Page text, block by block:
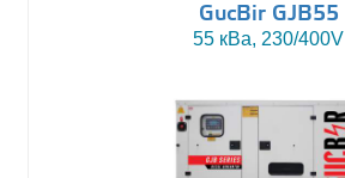
GucBir GJB55
55 кВа, 230/400V